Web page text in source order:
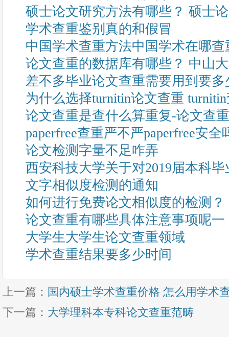
硕士论文研究方法有哪些？ 硕士
学术查重鉴别真的和假冒
中国学术查重方法中国学术在哪查
论文查重的数据库有哪些？ 中山
差不多毕业论文查重需要用到要多
为什么选择turnitin论文查重
论文查重是查什么算重复-论文查
paperfree查重严不严paperfree安全
论文检测字量不足咋弄
西安科技大学关于对2019届本科
文字相似度检测的通知
如何进行免费论文相似度的检测？
论文查重有哪些具体注意事项呢一
大学生大学生论文查重领域
学术查重结果要多少时间
上一篇： 国内硕士学术查重价格 怎么用学术
下一篇： 大学理科本专科论文查重范畴